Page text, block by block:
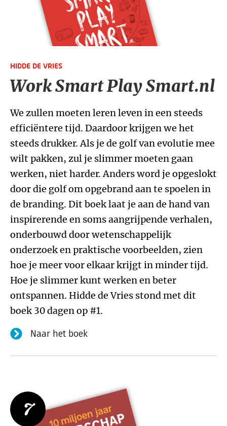
HIDDE DE VRIES
Work Smart Play Smart.nl
We zullen moeten leren leven in een steeds
efficiëntere tijd. Daardoor krijgen we het
steeds drukker. Als je de golf van evolutie mee
wilt pakken, zul je slimmer moeten gaan
werken, niet harder. Anders word je opgeslokt
door die golf om opgebrand aan te spoelen in
de branding. Dit boek laat je aan de hand van
inspirerende en soms aangrijpende verhalen,
onderbouwd door wetenschappelijk
onderzoek en praktische voorbeelden, zien
hoe je meer voor elkaar krijgt in minder tijd.
Hoe je slimmer kunt werken en beter
ontspannen. Hidde de Vries stond met dit
boek 30 dagen op #1.
Naar het boek
7